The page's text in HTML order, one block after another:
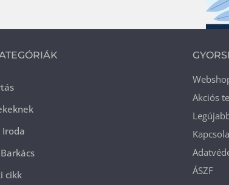
Iroda
cikk
Akciós
ÁSZF